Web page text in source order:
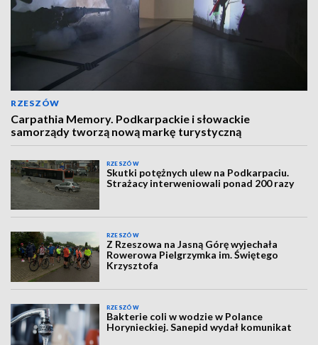
RZESZÓW
Carpathia Memory. Podkarpackie i słowackie
samorządy tworzą nową markę turystyczną
RZESZÓW
Skutki potężnych ulew na Podkarpaciu.
Strażacy interweniowali ponad 200 razy
RZESZÓW
Z Rzeszowa na Jasną Górę wyjechała
Rowerowa Pielgrzymka im. Świętego
Krzysztofa
RZESZÓW
Bakterie coli w wodzie w Polance
Horynieckiej. Sanepid wydał komunikat